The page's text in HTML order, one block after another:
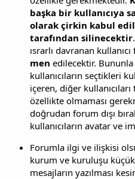
başka bir kullanıcıya
olarak çirkin kabul
tarafından silinecektir
ısrarlı davranan
men edilecektir.
kullanıcıların seçtikleri
içeren, diğer
özellikte olmaması
doğrudan forum dışı
kullanıcıların avatar ve
Forumla ilgi ve ilişkisi
kurum ve kuruluşu
mesajların yazılması